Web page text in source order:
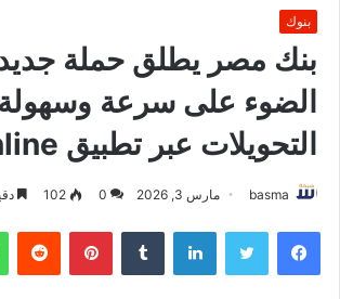
بنوك
بنك مصر يطلق حملة
الضوء على سرعة وسهولة
التحويلات عبر تطبيق BM Online
basma مارس 3, 2026 0
102
فيسبوك تويتر لينكدإن بينتيريست